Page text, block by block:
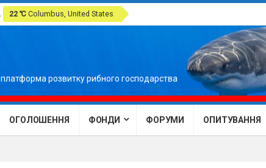
22 ℃ Columbus, United States
розвитку рибного господарства
ОГОЛОШЕННЯ ФОНДИ ФОРУМИ ОПИТУВАННЯ